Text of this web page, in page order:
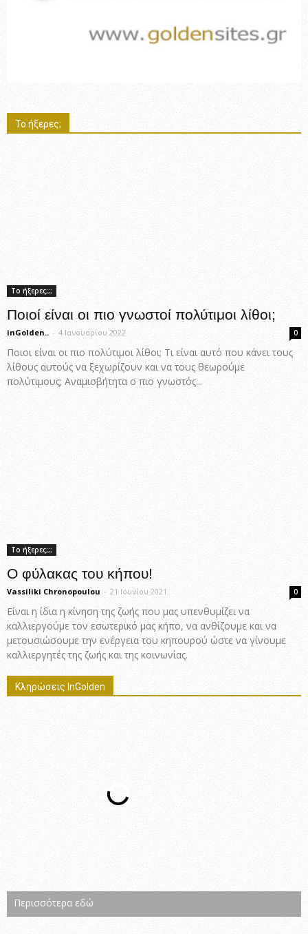
Το ήξερες;
Το ήξερες;;;
Ποιοί είναι οι πιο γνωστοί πολύτιμοι λίθοι;
inGolden.. - 4 Ιανουαρίου 2022 0
Ποιοι είναι οι πιο πολύτιμοι λίθοι; Τι είναι αυτό που κάνει τους
λίθους αυτούς να ξεχωρίζουν και να τους θεωρούμε
πολύτιμους; Αναμισβήτητα ο πιο γνωστός...
Το ήξερες;;;
Ο φύλακας του κήπου!
Vassiliki Chronopoulou - 21 Ιουνίου 2021 0
Είναι η ίδια η κίνηση της ζωής που μας υπενθυμίζει να
καλλιεργούμε τον εσωτερικό μας κήπο, να ανθίζουμε και να
μετουσιώσουμε την ενέργεια του κηπουρού ώστε να γίνουμε
καλλιεργητές της ζωής και της κοινωνίας.
Κληρώσεις InGolden
Περισσότερα εδώ